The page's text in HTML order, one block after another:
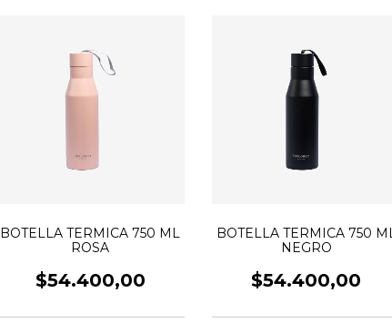
BOTELLA TERMICA 750 ML
ROSA
$54.400,00
BOTELLA TERMICA 750 ML
NEGRO
$54.400,00